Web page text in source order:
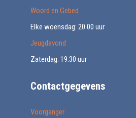
Woord en Gebed
Elke woensdag: 20.00 uur
Jeugdavond
Zaterdag: 19.30 uur
Contactgegevens
Voorganger